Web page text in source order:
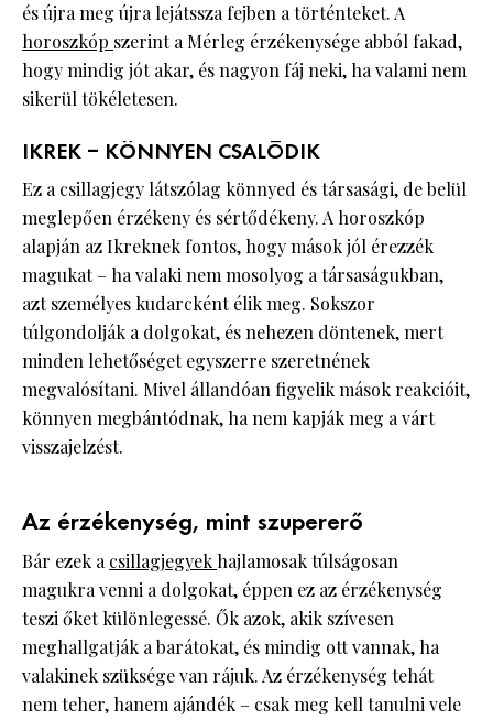
és újra meg újra lejátssza fejben a történteket. A
horoszkóp szerint a Mérleg érzékenysége abból fakad,
hogy mindig jót akar, és nagyon fáj neki, ha valami nem
sikerül tökéletesen.
IKREK – KÖNNYEN CSALÓDIK
Ez a csillagjegy látszólag könnyed és társasági, de belül
meglepően érzékeny és sértődékeny. A horoszkóp
alapján az Ikreknek fontos, hogy mások jól érezzék
magukat – ha valaki nem mosolyog a társaságukban,
azt személyes kudarcként élik meg. Sokszor
túlgondolják a dolgokat, és nehezen döntenek, mert
minden lehetőséget egyszerre szeretnének
megvalósítani. Mivel állandóan figyelik mások reakcióit,
könnyen megbántódnak, ha nem kapják meg a várt
visszajelzést.
Az érzékenység, mint szupererő
Bár ezek acsillagjegyek hajlamosak túlságosan
magukra venni a dolgokat, éppen ez az érzékenység
teszi őket különlegessé. Ők azok, akik szívesen
meghallgatják a barátokat, és mindig ott vannak, ha
valakinek szüksége van rájuk. Az érzékenység tehát
nem teher, hanem ajándék – csak meg kell tanulni vele